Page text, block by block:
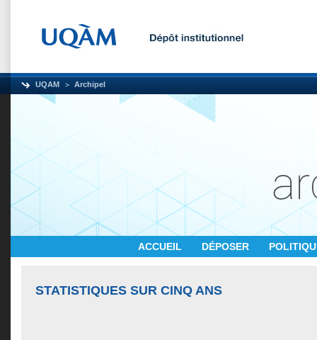
UQAM Archipel
ACCUEIL DÉPOSER
STATISTIQUES SUR CINQ ANS